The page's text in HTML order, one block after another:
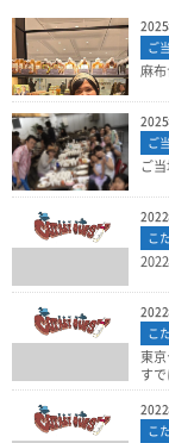
ご
麻
ご
ご
こ
こ
東
す
こ